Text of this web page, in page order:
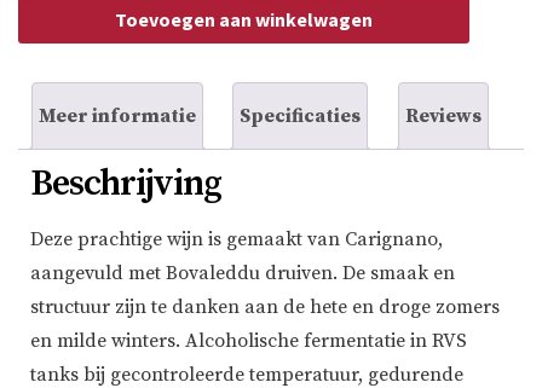
Toevoegen aan winkelwagen
Meer informatie Specificaties Reviews
Beschrijving
Deze prachtige wijn is gemaakt van Carignano,
aangevuld met Bovaleddu druiven. De smaak en
structuur zijn te danken aan de hete en droge zomers
en milde winters. Alcoholische fermentatie in RVS
tanks bij gecontroleerde temperatuur, gedurende